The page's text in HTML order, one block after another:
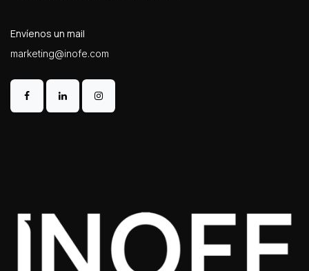
Envíenos un mail
marketing@inofe.com